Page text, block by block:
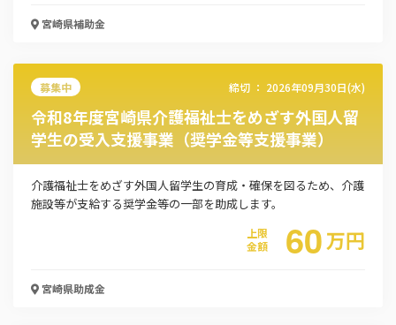
宮崎県補助金
募集中 締切 ： 2026年09月30日(水)
令和8年度宮崎県介護福祉士をめざす外国人留
学生の受入支援事業（奨学金等支援事業）
介護福祉士をめざす外国人留学生の育成・確保を図るため、介護
施設等が支給する奨学金等の一部を助成します。
上限
金額
60万円
宮崎県助成金